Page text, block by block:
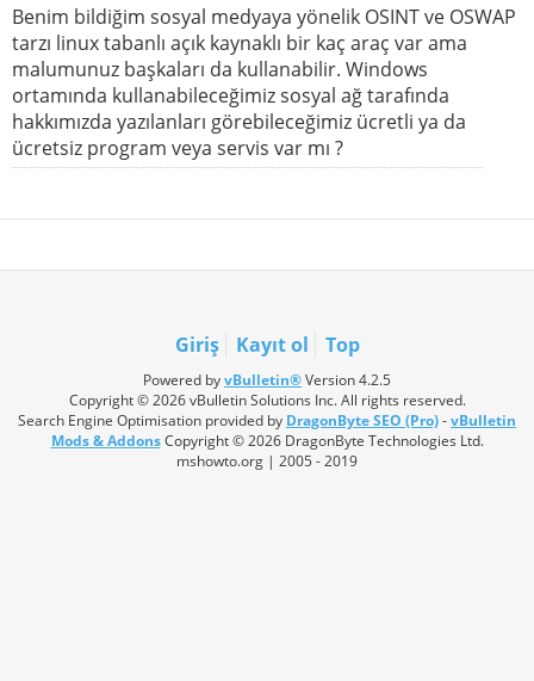
Benim bildiğim sosyal medyaya yönelik OSINT ve OSWAP
tarzı linux tabanlı açık kaynaklı bir kaç araç var ama
malumunuz başkaları da kullanabilir. Windows
ortamında kullanabileceğimiz sosyal ağ tarafında
hakkımızda yazılanları görebileceğimiz ücretli ya da
ücretsiz program veya servis var mı ?
Giriş Kayıt ol Top
Powered byvBulletin®Version 4.2.5
Copyright © 2026 vBulletin Solutions Inc. All rights reserved.
Search Engine Optimisation provided by DragonByte SEO (Pro)-vBulletin
Mods & AddonsCopyright © 2026 DragonByte Technologies Ltd.
mshowto.org | 2005 - 2019